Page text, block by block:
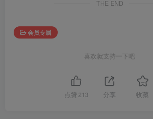
THE END
会员专属
喜欢就支持一下吧
点赞 213 分享 收藏